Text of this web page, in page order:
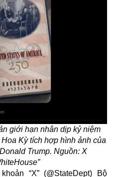
giới hạn nhân dịp kỷ niệm
Kỳ tích hợp hình ảnh của
Trump. Nguồn: X
“X” (@StateDept) Bộ